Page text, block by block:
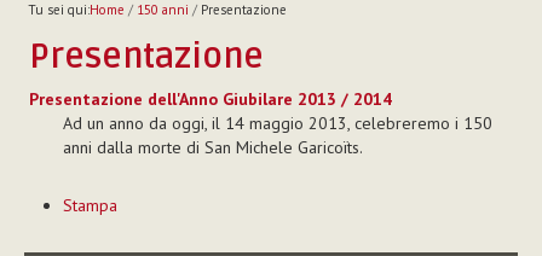
FAMIGLIA
MISSIONE
NEF
MEDIATECA
Tu sei qui:Home / 150 anni / Presentazione
Presentazione
Presentazione dell'Anno Giubilare 2013 / 2014
Ad un anno da oggi, il 14 maggio 2013, celebreremo i 150
anni dalla morte di San Michele Garicoïts.
sul
Stampa